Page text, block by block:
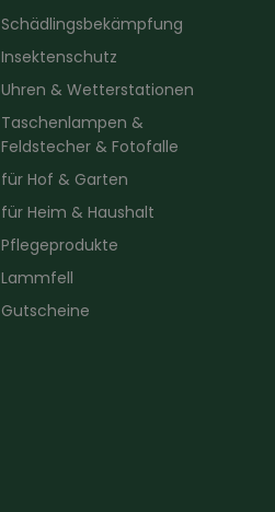
Schädlingsbekämpfung
Insektenschutz
Uhren & Wetterstationen
Taschenlampen &
Feldstecher & Fotofalle
für Hof & Garten
für Heim & Haushalt
Pflegeprodukte
Lammfell
Gutscheine